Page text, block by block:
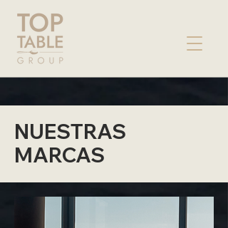
NUESTRAS
MARCAS